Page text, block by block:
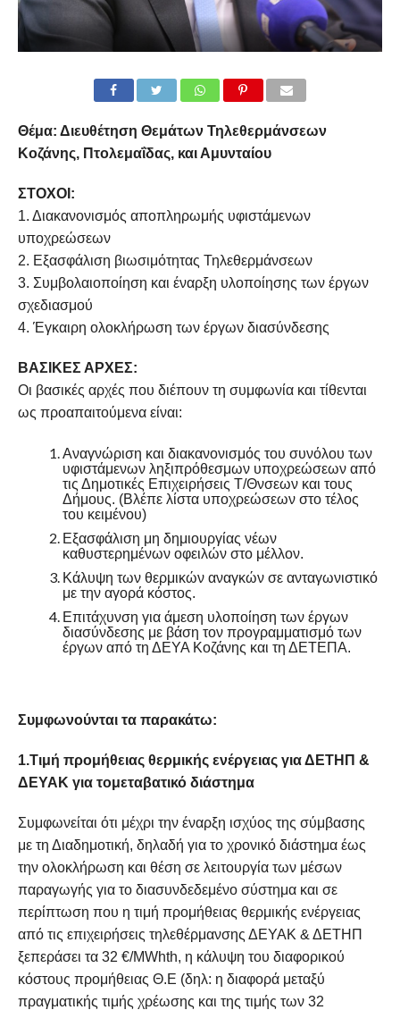
Θέμα: Διευθέτηση Θεμάτων Τηλεθερμάνσεων
Κοζάνης, Πτολεμαΐδας, και Αμυνταίου
ΣΤΟΧΟΙ:
1. Διακανονισμός αποπληρωμής υφιστάμενων
υποχρεώσεων
2. Εξασφάλιση βιωσιμότητας Τηλεθερμάνσεων
3. Συμβολαιοποίηση και έναρξη υλοποίησης των έργων
σχεδιασμού
4. Έγκαιρη ολοκλήρωση των έργων διασύνδεσης
ΒΑΣΙΚΕΣ ΑΡΧΕΣ:
Οι βασικές αρχές που διέπουν τη συμφωνία και τίθενται
ως προαπαιτούμενα είναι:
Αναγνώριση και διακανονισμός του συνόλου των
υφιστάμενων ληξιπρόθεσμων υποχρεώσεων από
τις Δημοτικές Επιχειρήσεις Τ/Θνσεων και τους
Δήμους. (Βλέπε λίστα υποχρεώσεων στο τέλος
του κειμένου)
Εξασφάλιση μη δημιουργίας νέων
καθυστερημένων οφειλών στο μέλλον.
Κάλυψη των θερμικών αναγκών σε ανταγωνιστικό
με την αγορά κόστος.
Επιτάχυνση για άμεση υλοποίηση των έργων
διασύνδεσης με βάση τον προγραμματισμό των
έργων από τη ΔΕΥΑ Κοζάνης και τη ΔΕΤΕΠΑ.
Συμφωνούνται τα παρακάτω:
1.Τιμή προμήθειας θερμικής ενέργειας για ΔΕΤΗΠ &
ΔΕΥΑΚ για τoμεταβατικό διάστημα
Συμφωνείται ότι μέχρι την έναρξη ισχύος της σύμβασης
με τη Διαδημοτική, δηλαδή για το χρονικό διάστημα έως
την ολοκλήρωση και θέση σε λειτουργία των μέσων
παραγωγής για το διασυνδεδεμένο σύστημα και σε
περίπτωση που η τιμή προμήθειας θερμικής ενέργειας
από τις επιχειρήσεις τηλεθέρμανσης ΔΕΥΑΚ & ΔΕΤΗΠ
ξεπεράσει τα 32 €/MWhth, η κάλυψη του διαφορικού
κόστους προμήθειας Θ.Ε (δηλ: η διαφορά μεταξύ
πραγματικής τιμής χρέωσης και της τιμής των 32